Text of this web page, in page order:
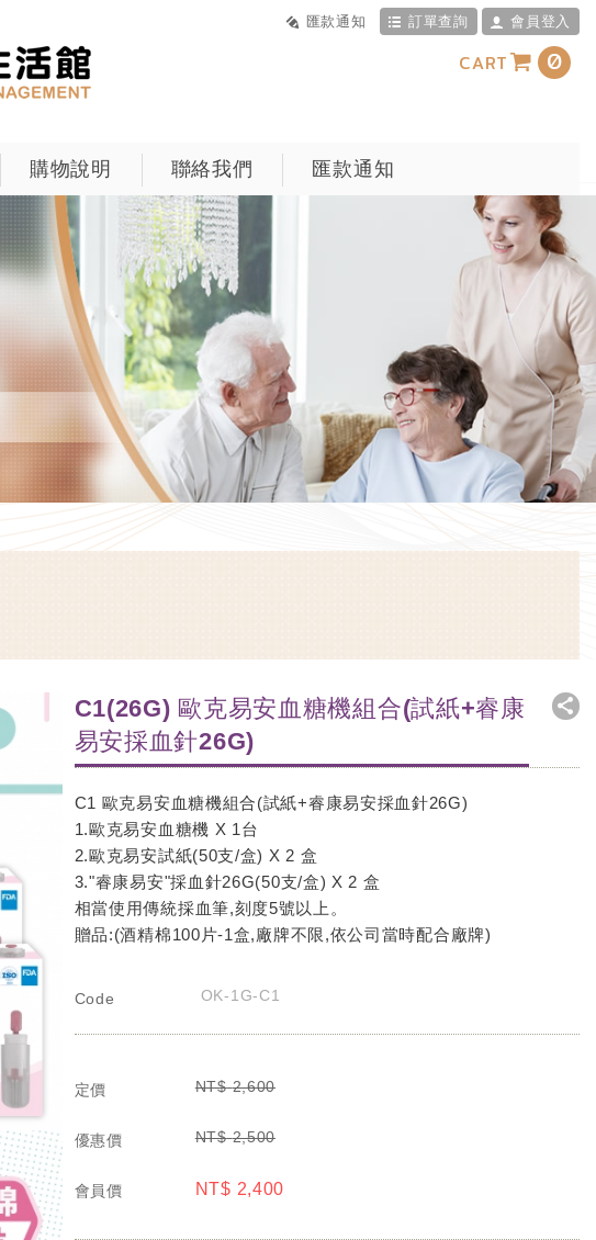
匯款通知 訂單查詢 會員登入
CART 0
購物說明 聯絡我們 匯款通知
C1(26G) 歐克易安血糖機組合(試紙+睿康
易安採血針26G)
C1 歐克易安血糖機組合(試紙+睿康易安採血針26G)
1.歐克易安血糖機 X 1台
2.歐克易安試紙(50支/盒) X 2 盒
3."睿康易安"採血針26G(50支/盒) X 2 盒
相當使用傳統採血筆,刻度5號以上。
贈品:(酒精棉100片-1盒,廠牌不限,依公司當時配合廠牌)
Code OK-1G-C1
定價 NT$ 2,600
優惠價 NT$ 2,500
會員價 NT$ 2,400